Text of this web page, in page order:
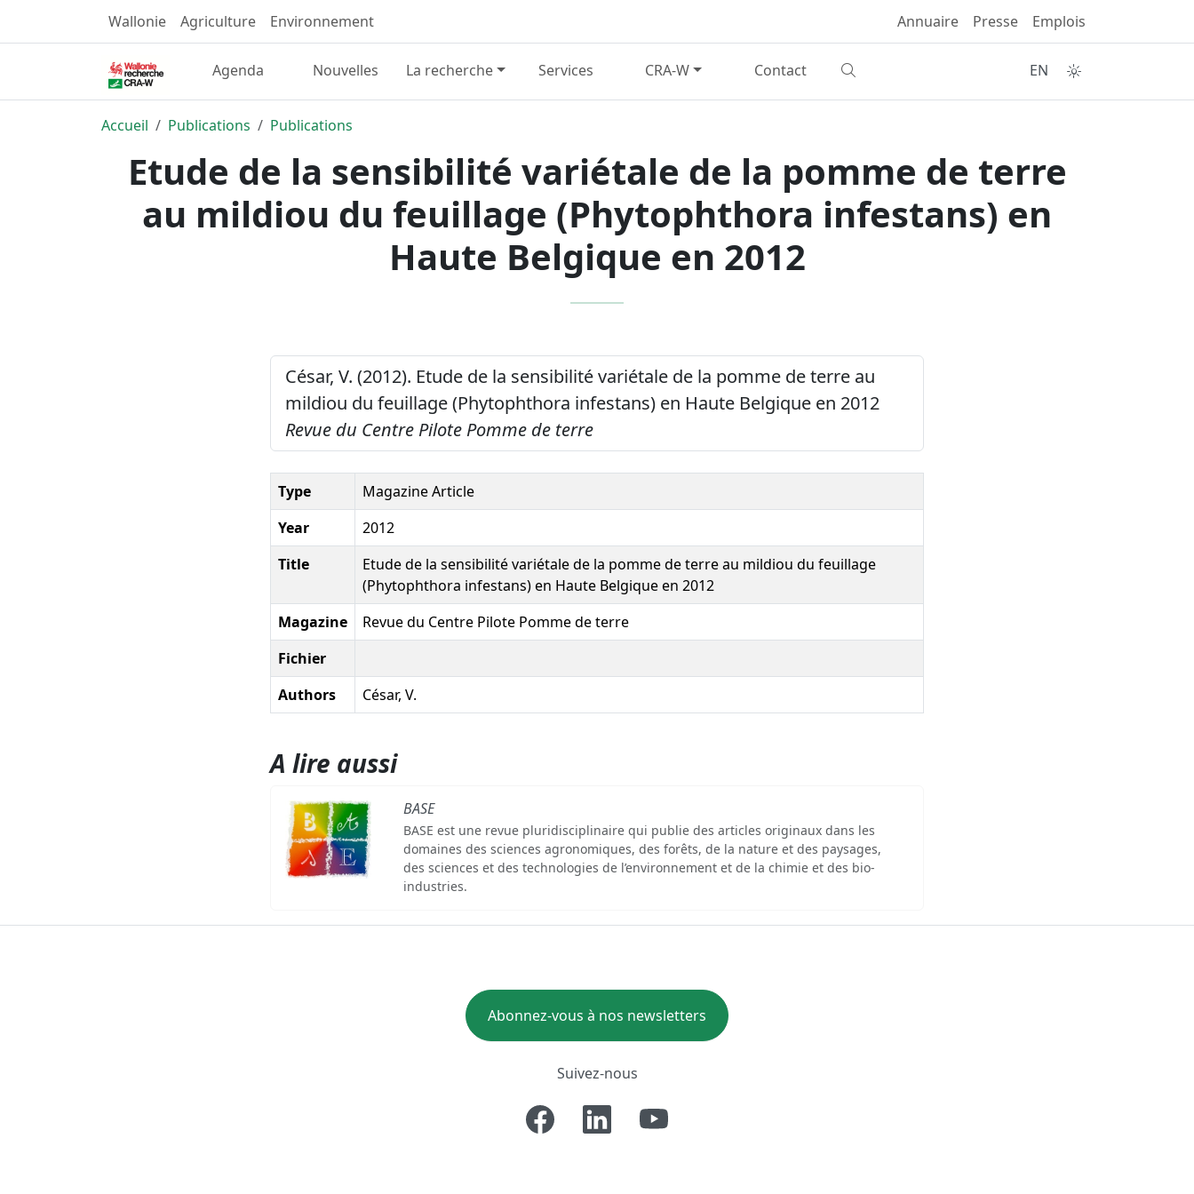
Wallonie Agriculture Environnement Annuaire Presse Emplois
Agenda Nouvelles La recherche Services CRA-W Contact EN
Accueil Publications Publications
Etude de la sensibilité variétale de la pomme de terre
au mildiou du feuillage (Phytophthora infestans) en
Haute Belgique en 2012
César, V. (2012). Etude de la sensibilité variétale de la pomme de terre au
mildiou du feuillage (Phytophthora infestans) en Haute Belgique en 2012
Revue du Centre Pilote Pomme de terre
Type
Magazine Article
Year
2012
Title
Etude de la sensibilité variétale de la pomme de terre au mildiou du feuillage
(Phytophthora infestans) en Haute Belgique en 2012
Magazine
Revue du Centre Pilote Pomme de terre
Fichier
Authors
César, V.
A lire aussi
BASE
BASE est une revue pluridisciplinaire qui publie des articles originaux dans les
domaines des sciences agronomiques, des forêts, de la nature et des paysages,
des sciences et des technologies de l’environnement et de la chimie et des bio-
industries.
Abonnez-vous à nos newsletters
Suivez-nous